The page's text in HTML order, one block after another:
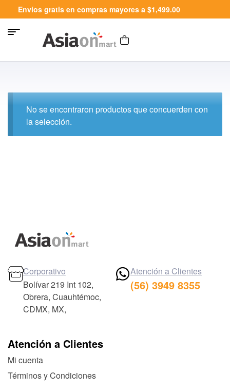
Envíos gratis en compras mayores a $1,499.00
No se encontraron productos que concuerden con
la selección.
Atención a Clientes
Mi cuenta
Términos y Condiciones
Corporativo
Bolívar 219 Int 102,
Obrera, Cuauhtémoc,
CDMX, MX,
Atención a Clientes
(56) 3949 8355